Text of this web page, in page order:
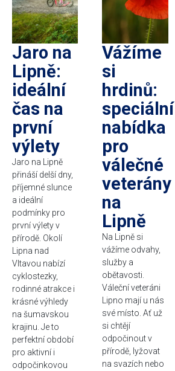
Jaro na
Lipně:
ideální
čas na
první
výlety
Jaro na Lipně
přináší delší dny,
příjemné slunce
a ideální
podmínky pro
první výlety v
přírodě. Okolí
Lipna nad
Vltavou nabízí
cyklostezky,
rodinné atrakce i
krásné výhledy
na šumavskou
krajinu. Je to
perfektní období
pro aktivní i
odpočinkovou
Vážíme
si
hrdinů:
speciální
nabídka
pro
válečné
veterány
na
Lipně
Na Lipně si
vážíme odvahy,
služby a
obětavosti.
Váleční veteráni
Lipno mají u nás
své místo. Ať už
si chtějí
odpočinout v
přírodě, lyžovat
na svazích nebo